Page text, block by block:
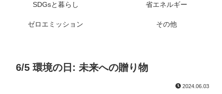
SDGsと暮らし 省エネルギー
ゼロエミッション その他
6/5 環境の日: 未来への贈り物
2024.06.03